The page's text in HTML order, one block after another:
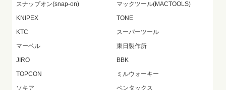
スナップオン(snap-on)
マックツール(MACTOOLS)
KNIPEX
TONE
KTC
スーパーツール
マーベル
東日製作所
JIRO
BBK
TOPCON
ミルウォーキー
ソキア
ペンタックス